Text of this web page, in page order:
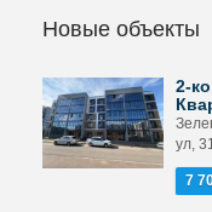
Новые объекты
2-
ул,
7